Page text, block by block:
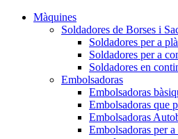
Màquines
Soldadores de Borses i
Soldadores per a
Soldadores per a
Soldadores en
Embolsadoras
Embolsadoras
Embolsadoras que
Embolsadoras
Embolsadoras per